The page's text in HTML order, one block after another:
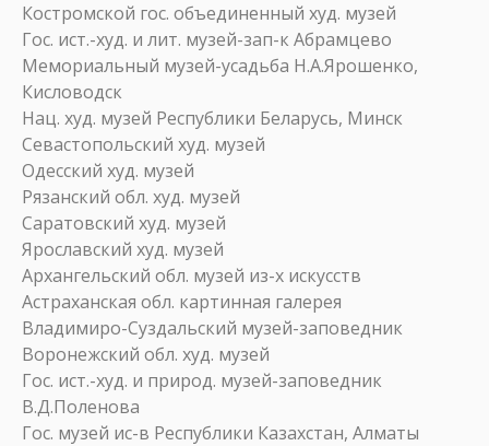
Костромской гос. объединенный худ. музей
Гос. ист.-худ. и лит. музей-зап-к Абрамцево
Мемориальный музей-усадьба Н.А.Ярошенко,
Кисловодск
Нац. худ. музей Республики Беларусь, Минск
Севастопольский худ. музей
Одесский худ. музей
Рязанский обл. худ. музей
Саратовский худ. музей
Ярославский худ. музей
Архангельский обл. музей из-х искусств
Астраханская обл. картинная галерея
Владимиро-Суздальский музей-заповедник
Воронежский обл. худ. музей
Гос. ист.-худ. и природ. музей-заповедник
В.Д.Поленова
Гос. музей ис-в Республики Казахстан, Алматы